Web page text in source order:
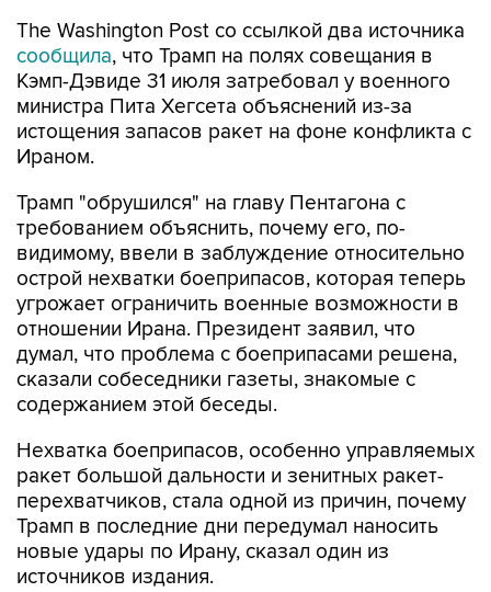
The Washington Post со ссылкой два источника
сообщила, что Трамп на полях совещания в
Кэмп-Дэвиде 31 июля затребовал у военного
министра Пита Хегсета объяснений из-за
истощения запасов ракет на фоне конфликта с
Ираном.
Трамп "обрушился" на главу Пентагона с
требованием объяснить, почему его, по-
видимому, ввели в заблуждение относительно
острой нехватки боеприпасов, которая теперь
угрожает ограничить военные возможности в
отношении Ирана. Президент заявил, что
думал, что проблема с боеприпасами решена,
сказали собеседники газеты, знакомые с
содержанием этой беседы.
Нехватка боеприпасов, особенно управляемых
ракет большой дальности и зенитных ракет-
перехватчиков, стала одной из причин, почему
Трамп в последние дни передумал наносить
новые удары по Ирану, сказал один из
источников издания.